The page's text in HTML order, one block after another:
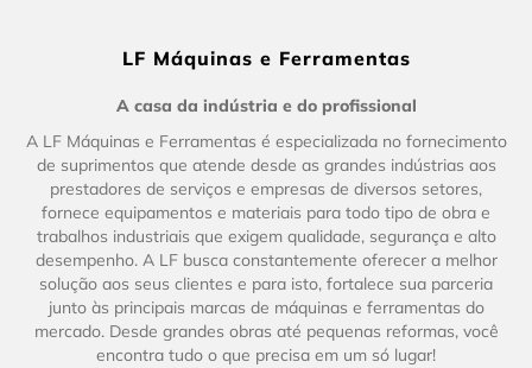
LF Máquinas e Ferramentas
A casa da indústria e do profissional
A LF Máquinas e Ferramentas é especializada no fornecimento
de suprimentos que atende desde as grandes indústrias aos
prestadores de serviços e empresas de diversos setores,
fornece equipamentos e materiais para todo tipo de obra e
trabalhos industriais que exigem qualidade, segurança e alto
desempenho. A LF busca constantemente oferecer a melhor
solução aos seus clientes e para isto, fortalece sua parceria
junto às principais marcas de máquinas e ferramentas do
mercado. Desde grandes obras até pequenas reformas, você
encontra tudo o que precisa em um só lugar!